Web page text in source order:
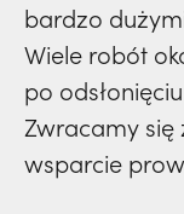
bardzo
Wiele robót
po
Zwracamy się
wsparcie